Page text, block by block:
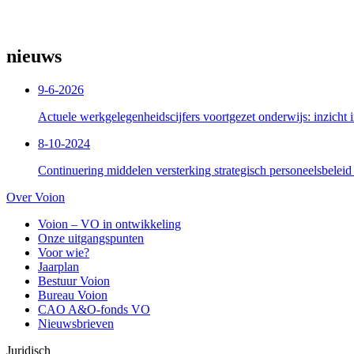
nieuws
9-6-2026
Actuele werkgelegenheidscijfers voortgezet onderwijs: inzicht
8-10-2024
Continuering middelen versterking strategisch
Over Voion
Voion – VO in ontwikkeling
Onze uitgangspunten
Voor wie?
Jaarplan
Bestuur Voion
Bureau Voion
CAO A&O-fonds VO
Nieuwsbrieven
Juridisch